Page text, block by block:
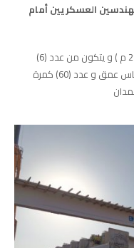
المهندسين العسكريين أمام
كوبري الهايكستب بطول (180 م) وعرض ( 29.6 م ) و يتكون من عدد (6)
باكيات و عدد (7) محاور رئيسية – عدد (38) اساس عمق و عدد (60) كمرة